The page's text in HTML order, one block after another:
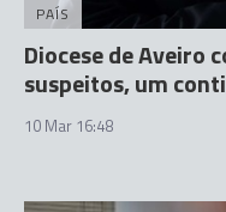
PAÍS
Diocese de Aveiro
suspeitos, um
10 Mar 16:48